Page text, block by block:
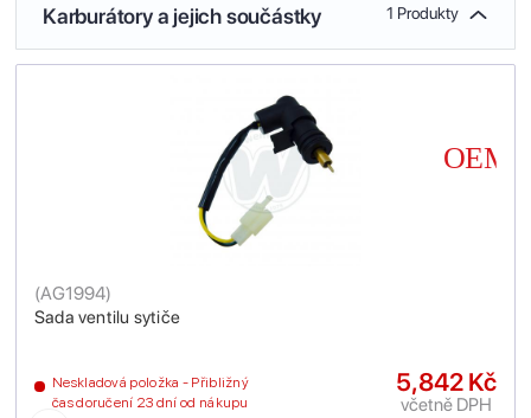
Karburátory a jejich součástky 1 Produkty
Sada ventilu sytiče
(AG1994)
Neskladová položka - Přibližný
čas doručení 23 dní od nákupu
5,842 Kč
včetně DPH